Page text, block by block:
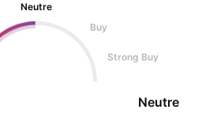
Neutre
Buy
Strong Buy
Neutre